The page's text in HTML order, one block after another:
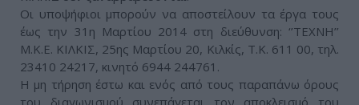
Οι υποψήφιοι μπορούν να αποστείλουν τα έργα τους
έως την 31η Μαρτίου 2014 στη διεύθυνση: ‘’ΤΕΧΝΗ’’
Μ.Κ.Ε. ΚΙΛΚΙΣ, 25ης Μαρτίου 20, Κιλκίς, Τ.Κ. 611 00, τηλ.
23410 24217, κινητό 6944 244761.
Η μη τήρηση έστω και ενός από τους παραπάνω όρους
του διαγωνισμού συνεπάγεται τον αποκλεισμό του